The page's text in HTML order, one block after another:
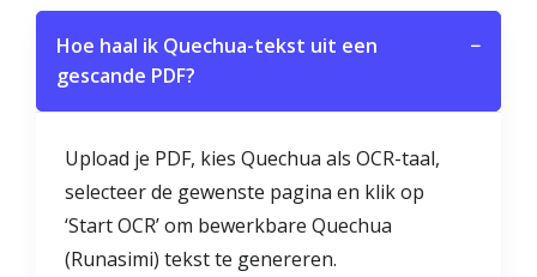
Hoe haal ik Quechua-tekst uit een
gescande PDF?
−
Upload je PDF, kies Quechua als OCR-taal,
selecteer de gewenste pagina en klik op
‘Start OCR’ om bewerkbare Quechua
(Runasimi) tekst te genereren.